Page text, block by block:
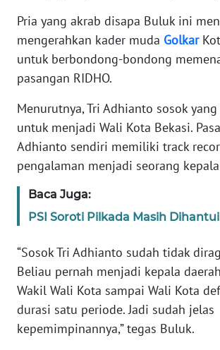
Pria yang akrab disapa Buluk ini
mengerahkan kader muda Golkar
untuk berbondong-bondong
pasangan RIDHO.
Menurutnya, Tri Adhianto sosok
untuk menjadi Wali Kota Bekasi.
Adhianto sendiri memiliki track
pengalaman menjadi seorang
Baca Juga:
PSI Soroti Pilkada Masih
“Sosok Tri Adhianto sudah tidak
Beliau pernah menjadi kepala
Wakil Wali Kota sampai Wali Kota
durasi satu periode. Jadi sudah jelas
kepemimpinannya,” tegas Buluk.
PAPUA
BARAT
WN
WN
SERAMBI
JAMBI
SULTRA
WN
NTB